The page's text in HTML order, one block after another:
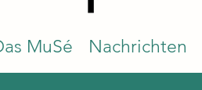
MuSé Nachrichten